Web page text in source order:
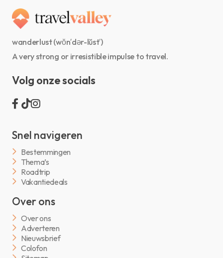
wanderlust (wŏn′dər-lŭst′)
A very strong or irresistible impulse to travel.
Volg onze socials
Snel navigeren
Bestemmingen
Thema’s
Roadtrip
Vakantiedeals
Over ons
Over ons
Adverteren
Nieuwsbrief
Colofon